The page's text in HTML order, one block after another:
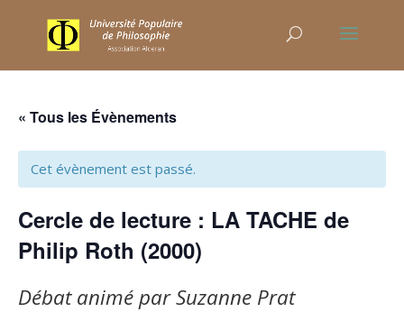
« Tous les Évènements
Cet évènement est passé.
Cercle de lecture : LA TACHE de
Philip Roth (2000)
Débat animé par Suzanne Prat